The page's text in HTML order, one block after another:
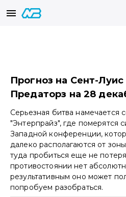
Прогноз на Сент-
Предаторз на 28
Серьезная битва намечается
"Энтерпрайз", где померятся
Западной конференции,
далеко располагаются от
туда пробиться еще не
противостоянии нет
результативным оно может
попробуем разобраться.